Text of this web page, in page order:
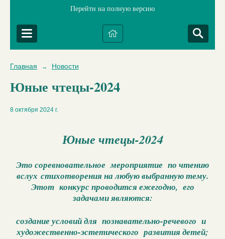
Перейти на полную версию
Главная → Новости
Юные чтецы-2024
8 октября 2024 г.
Юные чтецы-2024
Это соревновательное мероприятие по чтению
вслух стихотворения на любую выбранную тему.
Этот конкурс проводится ежегодно, его
задачами являются:
создание условий для познавательно-речевого и
художественно-эстетического развития детей;